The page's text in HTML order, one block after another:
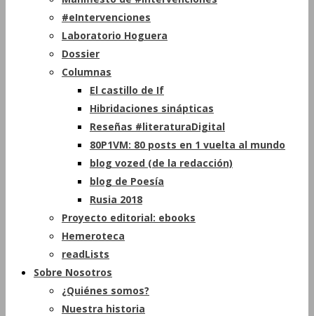
#eIntervenciones
Laboratorio Hoguera
Dossier
Columnas
El castillo de If
Hibridaciones sinápticas
Reseñas #literaturaDigital
80P1VM: 80 posts en 1 vuelta al mundo
blog vozed (de la redacción)
blog de Poesía
Rusia 2018
Proyecto editorial: ebooks
Hemeroteca
readLists
Sobre Nosotros
¿Quiénes somos?
Nuestra historia